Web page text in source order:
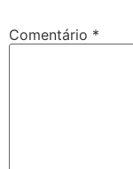
Comentário *